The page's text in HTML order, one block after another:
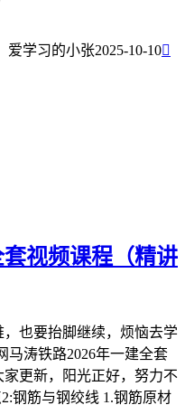
爱学习的小张2025-10-10
视频课程（精讲
也要抬脚继续，烦恼去学
马涛铁路2026年一建全套
更新，阳光正好，努力不
钢筋与钢绞线 1.钢筋原材